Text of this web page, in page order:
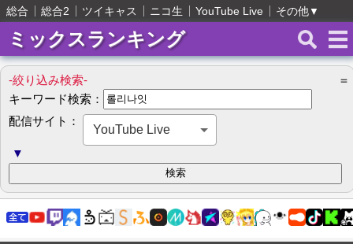
総合 総合2 ツイキャス ニコ生 YouTube Live その他▼
ミックスランキング
-絞り込み検索-
＝
キーワード検索：
配信サイト：
YouTube Live
▼